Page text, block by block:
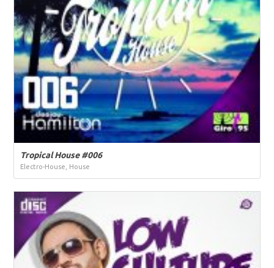
Tropical House #006
Electro-House, House